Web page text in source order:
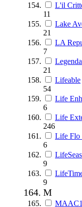
L'il
11
Lake
21
LA
7
21
Lifeable
54
Life
6
Life
246
Life Flo
6
9
9
M